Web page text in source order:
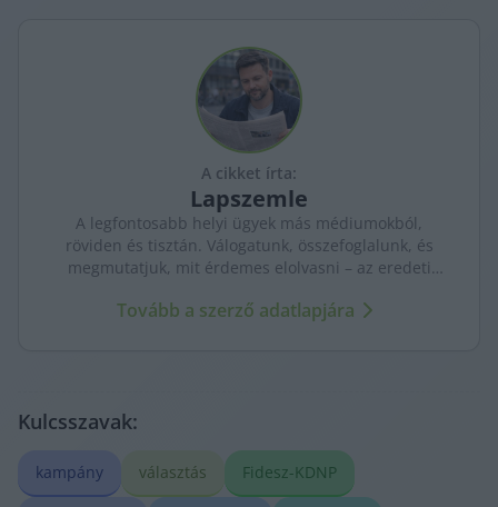
A cikket írta:
Lapszemle
A legfontosabb helyi ügyek más médiumokból,
röviden és tisztán. Válogatunk, összefoglalunk, és
megmutatjuk, mit érdemes elolvasni – az eredeti
Tovább a szerző adatlapjára
Kulcsszavak:
kampány választás Fidesz-KDNP